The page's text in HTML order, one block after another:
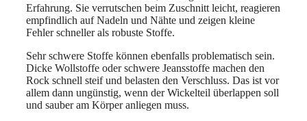
Erfahrung. Sie verrutschen beim Zuschnitt leicht, reagieren
empfindlich auf Nadeln und Nähte und zeigen kleine
Fehler schneller als robuste Stoffe.
Sehr schwere Stoffe können ebenfalls problematisch sein.
Dicke Wollstoffe oder schwere Jeansstoffe machen den
Rock schnell steif und belasten den Verschluss. Das ist vor
allem dann ungünstig, wenn der Wickelteil überlappen soll
und sauber am Körper anliegen muss.